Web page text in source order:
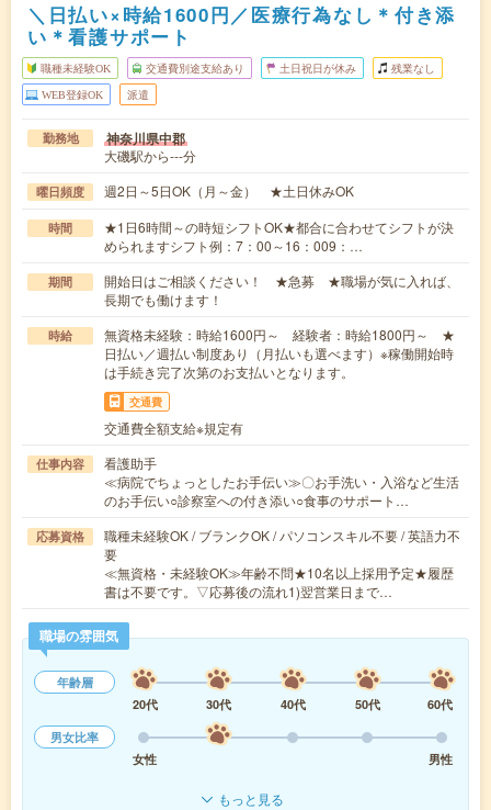
＼日払い×時給1600円／医療行為なし＊付き添
い＊看護サポート
職種未経験OK 交通費別途支給あり 土日祝日が休み 残業なし
WEB登録OK 派遣
勤務地 神奈川県中郡
大磯駅から---分
曜日頻度 週2日～5日OK（月～金） ★土日休みOK
時間
★1日6時間～の時短シフトOK★都合に合わせてシフトが決
められますシフト例：7：00～16：009：…
期間
開始日はご相談ください！ ★急募 ★職場が気に入れば、
長期でも働けます！
時給
無資格未経験：時給1600円～ 経験者：時給1800円～ ★
日払い／週払い制度あり（月払いも選べます）※稼働開始時
は手続き完了次第のお支払いとなります。
交通費
交通費全額支給※規定有
仕事内容
看護助手
≪病院でちょっとしたお手伝い≫〇お手洗い・入浴など生活
のお手伝い○診察室への付き添い○食事のサポート…
応募資格
職種未経験OK / ブランクOK / パソコンスキル不要 / 英語力不
要
≪無資格・未経験OK≫年齢不問★10名以上採用予定★履歴
書は不要です。▽応募後の流れ1)翌営業日まで…
職場の雰囲気
年齢層
20代
30代 40代 50代
60代
男女比率
女性
男性
もっと見る